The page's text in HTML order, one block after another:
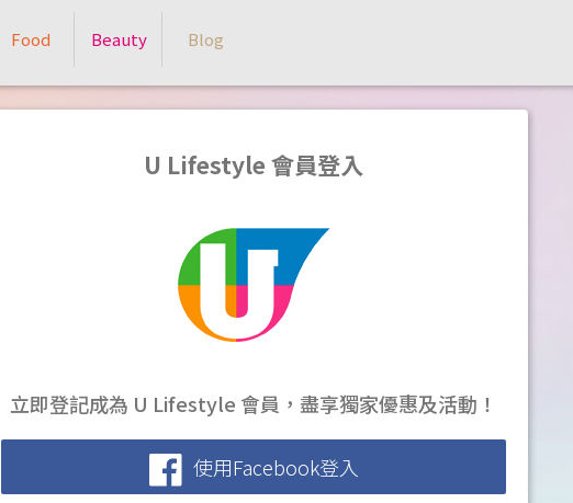
Food Beauty Blog
U Lifestyle 會員登入
立即登記成為 U Lifestyle 會員，盡享獨家優惠及活動！
使用Facebook登入